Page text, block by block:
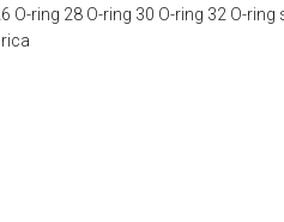
ring 28 O-ring 30 O-ring 32 O-ring